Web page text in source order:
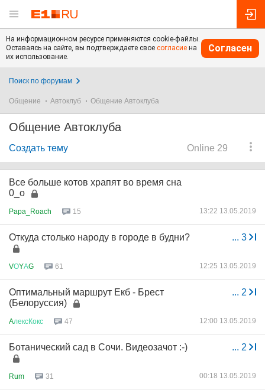
На информационном ресурсе применяются cookie-файлы.
Оставаясь на сайте, вы подтверждаете свое согласие на
их использование.
Согласен
Поиск по форумам
Общение Автоклуб Общение Автоклуба
Общение Автоклуба
Online 29
Создать тему
Все больше котов храпят во время сна
0_о
Papa_Roach 15 13:22 13.05.2019
... 3
Откуда столько народу в городе в будни?
VОYАG 61 12:25 13.05.2019
... 2
Оптимальный маршрут Екб - Брест
(Белоруссия)
AлексКокс 47 12:00 13.05.2019
... 2
Ботанический сад в Сочи. Видеозачот :-)
Rum 31 00:18 13.05.2019